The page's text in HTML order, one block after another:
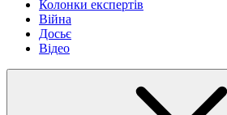
Колонки експертів
Війна
Досьє
Відео